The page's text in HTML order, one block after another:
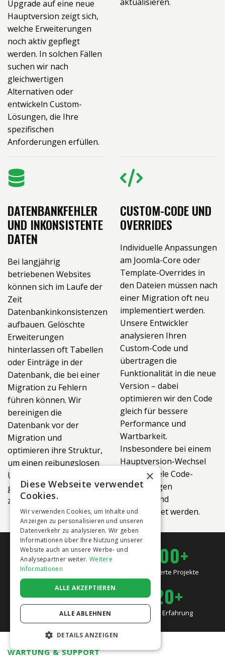
Upgrade auf eine neue
Hauptversion zeigt sich,
welche Erweiterungen
noch aktiv gepflegt
werden. In solchen Fällen
suchen wir nach
gleichwertigen
Alternativen oder
entwickeln Custom-
Lösungen, die Ihre
spezifischen
Anforderungen erfüllen.
DATENBANKFEHLER
UND INKONSISTENTE
DATEN
Bei langjährig
betriebenen Websites
können sich im Laufe der
Zeit
Datenbankinkonsistenzen
aufbauen. Gelöschte
Erweiterungen
hinterlassen oft Tabellen
oder Einträge in der
Datenbank, die bei einer
Migration zu Fehlern
führen können. Wir
bereinigen die
Datenbank vor der
Migration und
optimieren ihre Struktur,
um einen reibungslosen
Upgrade-Prozess zu
gewährleisten und Fehler
zu vermeiden.
CUSTOM-CODE UND
OVERRIDES
Individuelle Anpassungen
am Joomla-Core oder
Template-Overrides in
den Dateien müssen nach
einer Migration oft neu
implementiert werden.
Unsere Entwickler
analysieren Ihren
Custom-Code und
übertragen die
Funktionalität in die neue
Version – dabei
optimieren wir den Code
gleich für bessere
Performance und
Wartbarkeit.
Insbesondere bei einem
Hauptversion-Wechsel
müssen viele Code-
Anpassungen
grundlegend
überarbeitet werden.
300+
Joomla-Migrationen
500+
Realisierte Projekte
2000+
Zufriedene Kunden
20+
Jahre Erfahrung
WARTUNG & SUPPORT
×
Diese Webseite verwendet
Cookies.
Wir verwenden Cookies, um Inhalte und
Anzeigen zu personalisieren und unseren
Datenverkehr zu analysieren. Wir geben
Informationen über Ihre Nutzung unserer
Website auch an unsere Werbe- und
Analysepartner weiter. Weitere
Informationen
ALLE AKZEPTIEREN
ALLE ABLEHNEN
DETAILS ANZEIGEN